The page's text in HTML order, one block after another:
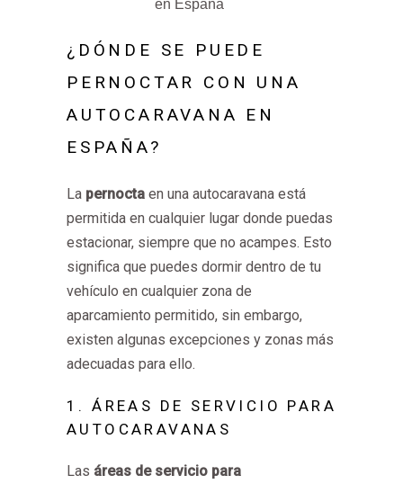
en España
¿DÓNDE SE PUEDE
PERNOCTAR CON UNA
AUTOCARAVANA EN
ESPAÑA?
La pernocta en una autocaravana está
permitida en cualquier lugar donde puedas
estacionar, siempre que no acampes. Esto
significa que puedes dormir dentro de tu
vehículo en cualquier zona de
aparcamiento permitido, sin embargo,
existen algunas excepciones y zonas más
adecuadas para ello.
1. ÁREAS DE SERVICIO PARA
AUTOCARAVANAS
Las áreas de servicio para